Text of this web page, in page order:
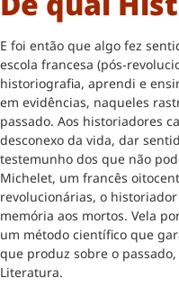
E foi então que algo fez
escola francesa (pós-
historiografia, aprendi e
em evidências, naqueles
passado. Aos historiadores
desconexo da vida, dar
testemunho dos que não
Michelet, um francês
revolucionárias, o
memória aos mortos. Vela
um método científico que
que produz sobre o
Literatura.